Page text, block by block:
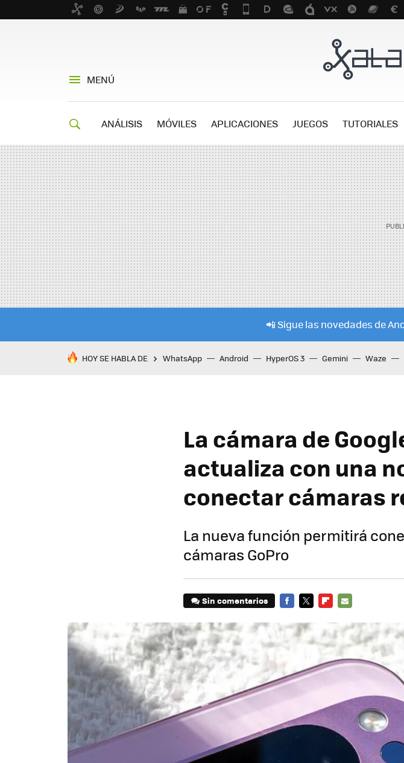
MENÚ
ANÁLISIS MÓVILES APLICACIONES JUEGOS TUTORIALES
📲 Sigue las novedades de
HOY SE HABLA DE WhatsApp Android HyperOS 3 Gemini Waze
La cámara de
actualiza con una
conectar cámaras
La nueva función permitirá
cámaras GoPro
Sin comentarios
MAIL